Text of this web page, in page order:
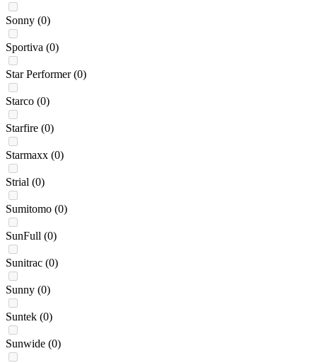
Sonny (0)
Sportiva (0)
Star Performer (0)
Starco (0)
Starfire (0)
Starmaxx (0)
Strial (0)
Sumitomo (0)
SunFull (0)
Sunitrac (0)
Sunny (0)
Suntek (0)
Sunwide (0)